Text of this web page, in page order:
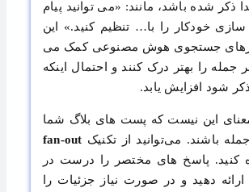
ذکر شده باشد، مانند: «می ‌توانید پیام‌
خودکار را با… تنظیم کنید.» این
جستجوی هوش مصنوعی کمک می
جمله را بهتر درک کنند و احتمال اینکه
شود افزایش یابد.
معنای این نیست که پست ‌های بلاگ شما
جمله باشند. می‌توانید از تکنیک fan-out
کنید. پاسخ‌ های مختصر را درست در
دهید و در صورت نیاز جزئیات را